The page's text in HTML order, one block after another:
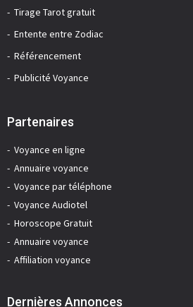
Tirage Tarot gratuit
Entente entre Zodiac
Référencement
Publicité Voyance
Partenaires
Voyance en ligne
Annuaire voyance
Voyance par téléphone
Voyance Audiotel
Horoscope Gratuit
Annuaire voyance
Affiliation voyance
Dernières Annonces